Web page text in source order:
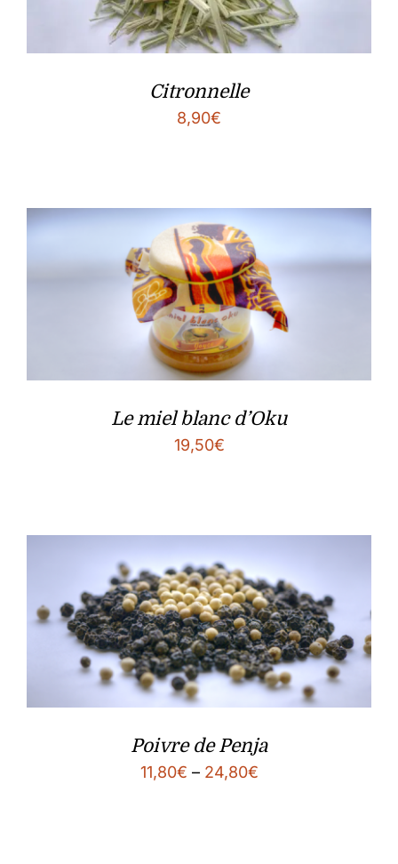
Citronnelle
8,90€
Le miel blanc d’Oku
19,50€
Poivre de Penja
11,80€ – 24,80€